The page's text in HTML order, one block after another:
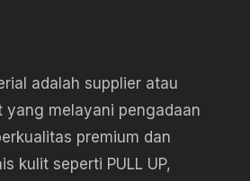
adalah supplier atau
yang melayani pengadaan
premium dan
kulit seperti PULL UP,